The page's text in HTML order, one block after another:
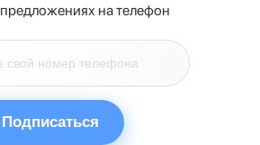
предложениях на телефон
Подписаться